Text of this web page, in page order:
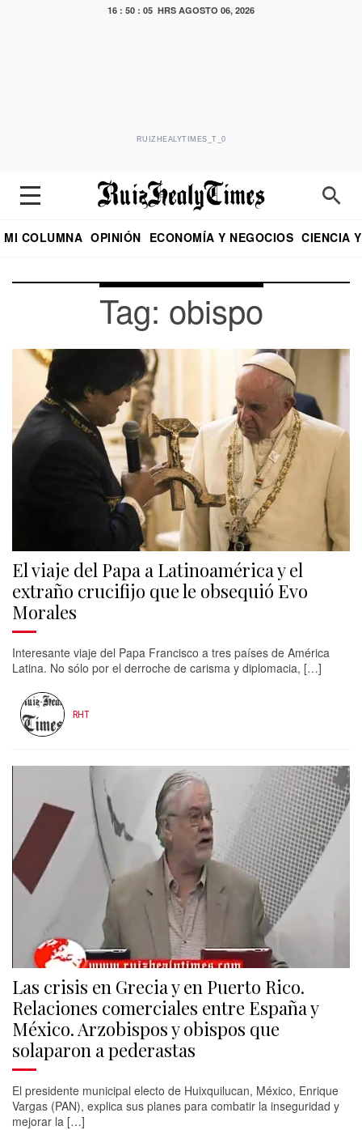
16 : 50 : 06 HRS AGOSTO 06, 2026
RUIZHEALYTIMES_T_0
MI COLUMNA OPINIÓN ECONOMÍA Y NEGOCIOS CIENCIA
Tag: obispo
El viaje del Papa a Latinoamérica y el
extraño crucifijo que le obsequió Evo
Morales
Interesante viaje del Papa Francisco a tres países de América
Latina. No sólo por el derroche de carisma y diplomacia, […]
RHT
Las crisis en Grecia y en Puerto Rico.
Relaciones comerciales entre España y
México. Arzobispos y obispos que
solaparon a pederastas
El presidente municipal electo de Huixquilucan, México, Enrique
Vargas (PAN), explica sus planes para combatir la inseguridad y
mejorar la […]